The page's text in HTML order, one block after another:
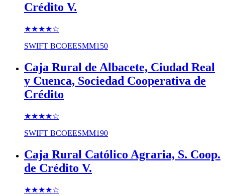
Crédito V.
★★★★☆
SWIFT BCOEESMM150
Caja Rural de Albacete, Ciudad Real
y Cuenca, Sociedad Cooperativa de
Crédito
★★★★☆
SWIFT BCOEESMM190
Caja Rural Católico Agraria, S. Coop.
de Crédito V.
★★★★☆